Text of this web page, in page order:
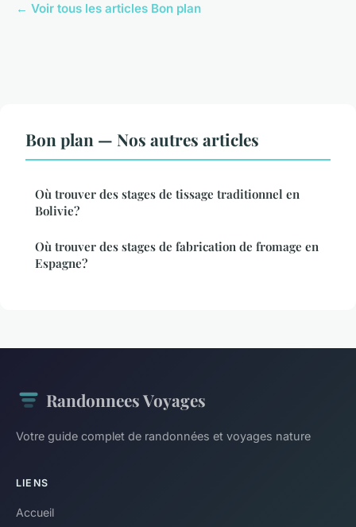
← Voir tous les articles Bon plan
Bon plan — Nos autres articles
Où trouver des stages de tissage traditionnel en
Bolivie?
Où trouver des stages de fabrication de fromage en
Espagne?
Randonnees Voyages
Votre guide complet de randonnées et voyages nature
LIENS
Accueil